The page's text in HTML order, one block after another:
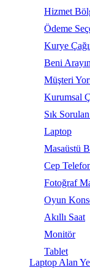
Hizmet
Ödeme
Kurye
Beni Arayın
Müşteri
Kurumsal
Sık
Laptop
Masaüstü
Cep
Fotoğraf
Oyun
Akıllı Saat
Monitör
Tablet
Laptop Alan